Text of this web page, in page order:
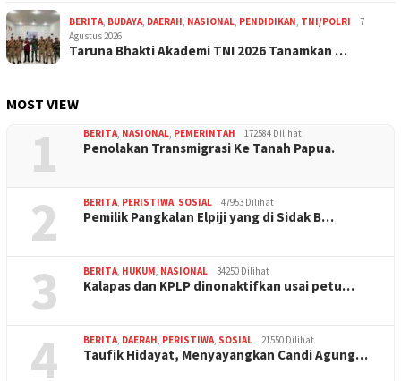
BERITA BUDAYA DAERAH NASIONAL PENDIDIKAN TNI/POLRI
7
Agustus 2026
Taruna Bhakti Akademi TNI 2026 Tanamkan …
MOST VIEW
1 BERITA NASIONAL PEMERINTAH 172584 Dilihat
Penolakan Transmigrasi Ke Tanah Papua.
2 BERITA PERISTIWA SOSIAL 47953 Dilihat
Pemilik Pangkalan Elpiji yang di Sidak B…
3 BERITA HUKUM NASIONAL 34250 Dilihat
Kalapas dan KPLP dinonaktifkan usai petu…
4 BERITA DAERAH PERISTIWA SOSIAL 21550 Dilihat
Taufik Hidayat, Menyayangkan Candi Agung…